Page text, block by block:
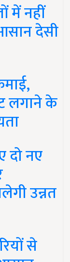
में नहीं
देसी
लगाने के
दो नए
उन्नत
से